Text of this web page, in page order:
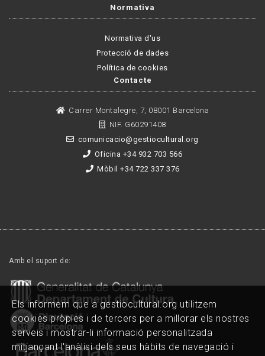
Normativa
Normativa d'us
Protecció de dades
Política de cookies
Contacte
Carrer Montalegre, 7, 08001 Barcelona
NIF. G60291408
comunicacio@gestiocultural.org
Oficina +34 932 703 566
Mòbil +34 722 337 376
Amb el suport de:
Els informem que a gestiocultural.org utilitzem
cookies pròpies i de tercers per a millorar els nostres
serveis i mostrar-li informació personalitzada
mitjançant l'anàlisi dels seus hàbits de navegació i